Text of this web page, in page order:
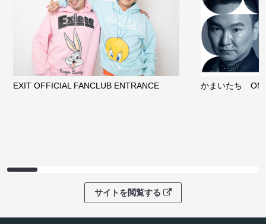
EXIT OFFICIAL FANCLUB ENTRANCE かまいたち
サイトを閲覧する